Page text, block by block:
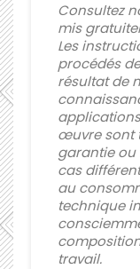
Consultez
mis
Les
procédés
résultat de
œuvre sont
garantie
cas
au
technique
travail.